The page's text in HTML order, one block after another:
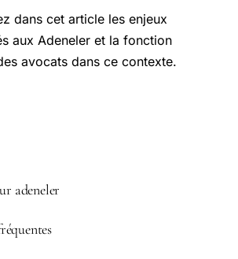
dans cet article les enjeux
aux Adeneler et la fonction
avocats dans ce contexte.
adeneler